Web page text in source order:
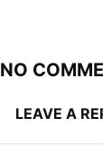
NO
LEAVE A